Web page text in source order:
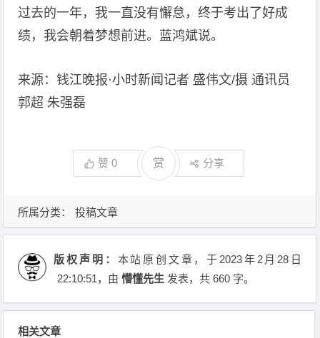
过去的一年，我一直没有懈怠，终于考出了好成
绩，我会朝着梦想前进。蓝鸿斌说。
来源：钱江晚报·小时新闻记者 盛伟文/摄 通讯员
郭超 朱强磊
赞0 赏 分享
所属分类： 投稿文章
版权声明： 本站原创文章，于2023年2月28日
22:10:51，由懵懂先生 发表，共 660 字。
相关文章